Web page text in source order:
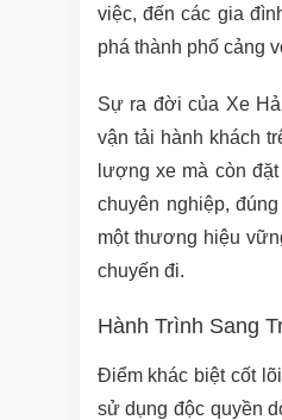
việc, đến các gia
phá thành phố cảng
Sự ra đời của Xe
vận tải hành khách
lượng xe mà còn
chuyên nghiệp,
một thương hiệu
chuyến đi.
Hành Trình Sang
Điểm khác biệt cốt
sử dụng độc quyền